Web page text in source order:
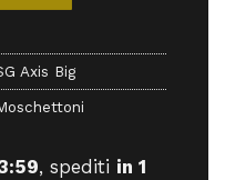
Axis Big
, spediti in 1